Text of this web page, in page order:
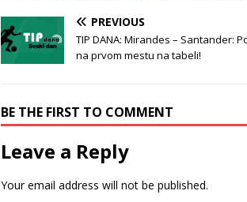
PREVIOUS
TIP DANA: Mirandes – Santander:
na prvom mestu na tabeli!
BE THE FIRST TO COMMENT
Leave a Reply
Your email address will not be published.